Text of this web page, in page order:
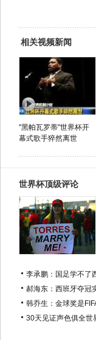
相关视频新闻
"黑帕瓦罗蒂"世界杯开
幕式歌手猝然离世
世界杯顶级评论
李承鹏：国足学不了
郝海东：西班牙夺冠
韩乔生：金球奖是
30天见证声色俱全世